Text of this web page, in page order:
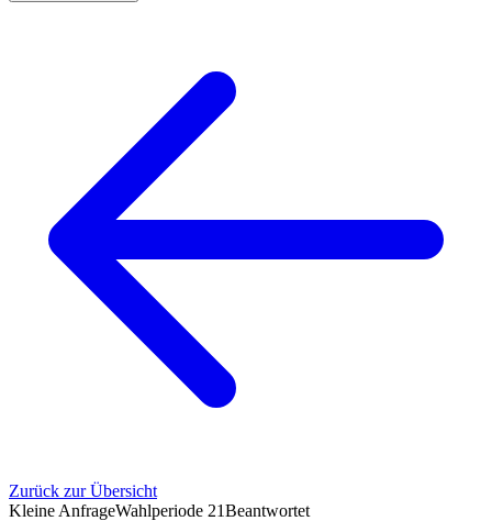
Zurück zur Übersicht
Kleine AnfrageWahlperiode 21Beantwortet